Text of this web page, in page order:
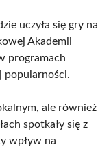
uczyła się gry na
Akademii
programach
popularności.
ale również
spotkały się z
wpływ na